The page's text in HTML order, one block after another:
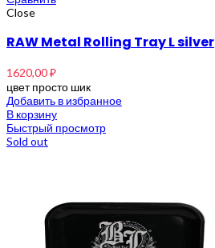
Close
RAW Metal Rolling Tray L silver
1620,00₽
цвет просто шик
Добавить в избранное
В корзину
Быстрый просмотр
Sold out